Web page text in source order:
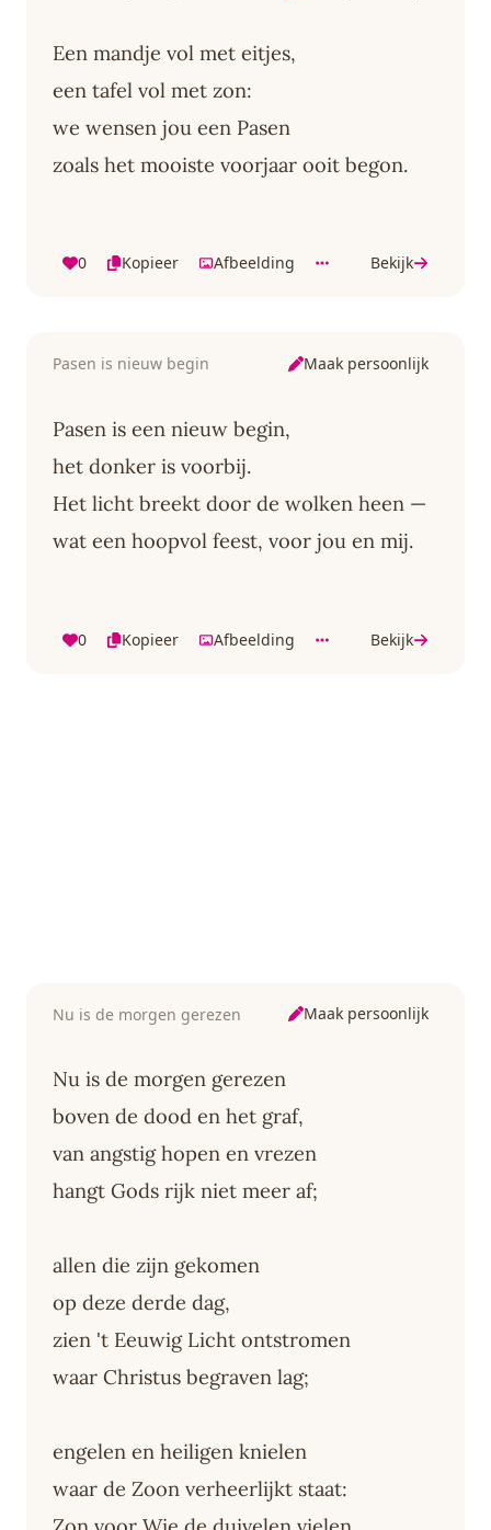
Een mandje vol met eitjes,
een tafel vol met zon:
we wensen jou een Pasen
zoals het mooiste voorjaar ooit begon.
0 Kopieer Afbeelding Bekijk
Pasen is nieuw begin Maak persoonlijk
Pasen is een nieuw begin,
het donker is voorbij.
Het licht breekt door de wolken heen —
wat een hoopvol feest, voor jou en mij.
0 Kopieer Afbeelding Bekijk
Nu is de morgen gerezen Maak persoonlijk
Nu is de morgen gerezen
boven de dood en het graf,
van angstig hopen en vrezen
hangt Gods rijk niet meer af;
allen die zijn gekomen
op deze derde dag,
zien 't Eeuwig Licht ontstromen
waar Christus begraven lag;
engelen en heiligen knielen
waar de Zoon verheerlijkt staat: